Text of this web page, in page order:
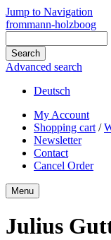
Jump to Navigation
frommann-holzboog
Advanced search
Deutsch
My Account
Shopping cart /
Newsletter
Contact
Cancel Order
Menu
Julius